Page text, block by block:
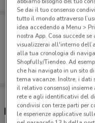
Porta
Puoi trovare
salvarle e
dal tuo
Negozi Alphega
Se dai il tuo consenso
tutto il mondo attraverso
idea accedendo a Menu >
nostra App. Cosa succede
visualizzerai all'interno
alla tua cronologia di
Shopfully/Tiendeo. Ad
che hai navigato in un sito
tema vacanze. Inoltre, i dati
il relativo consenso)
rete e agli identificativi del
condivisi con terze parti per
le esperienze applicative